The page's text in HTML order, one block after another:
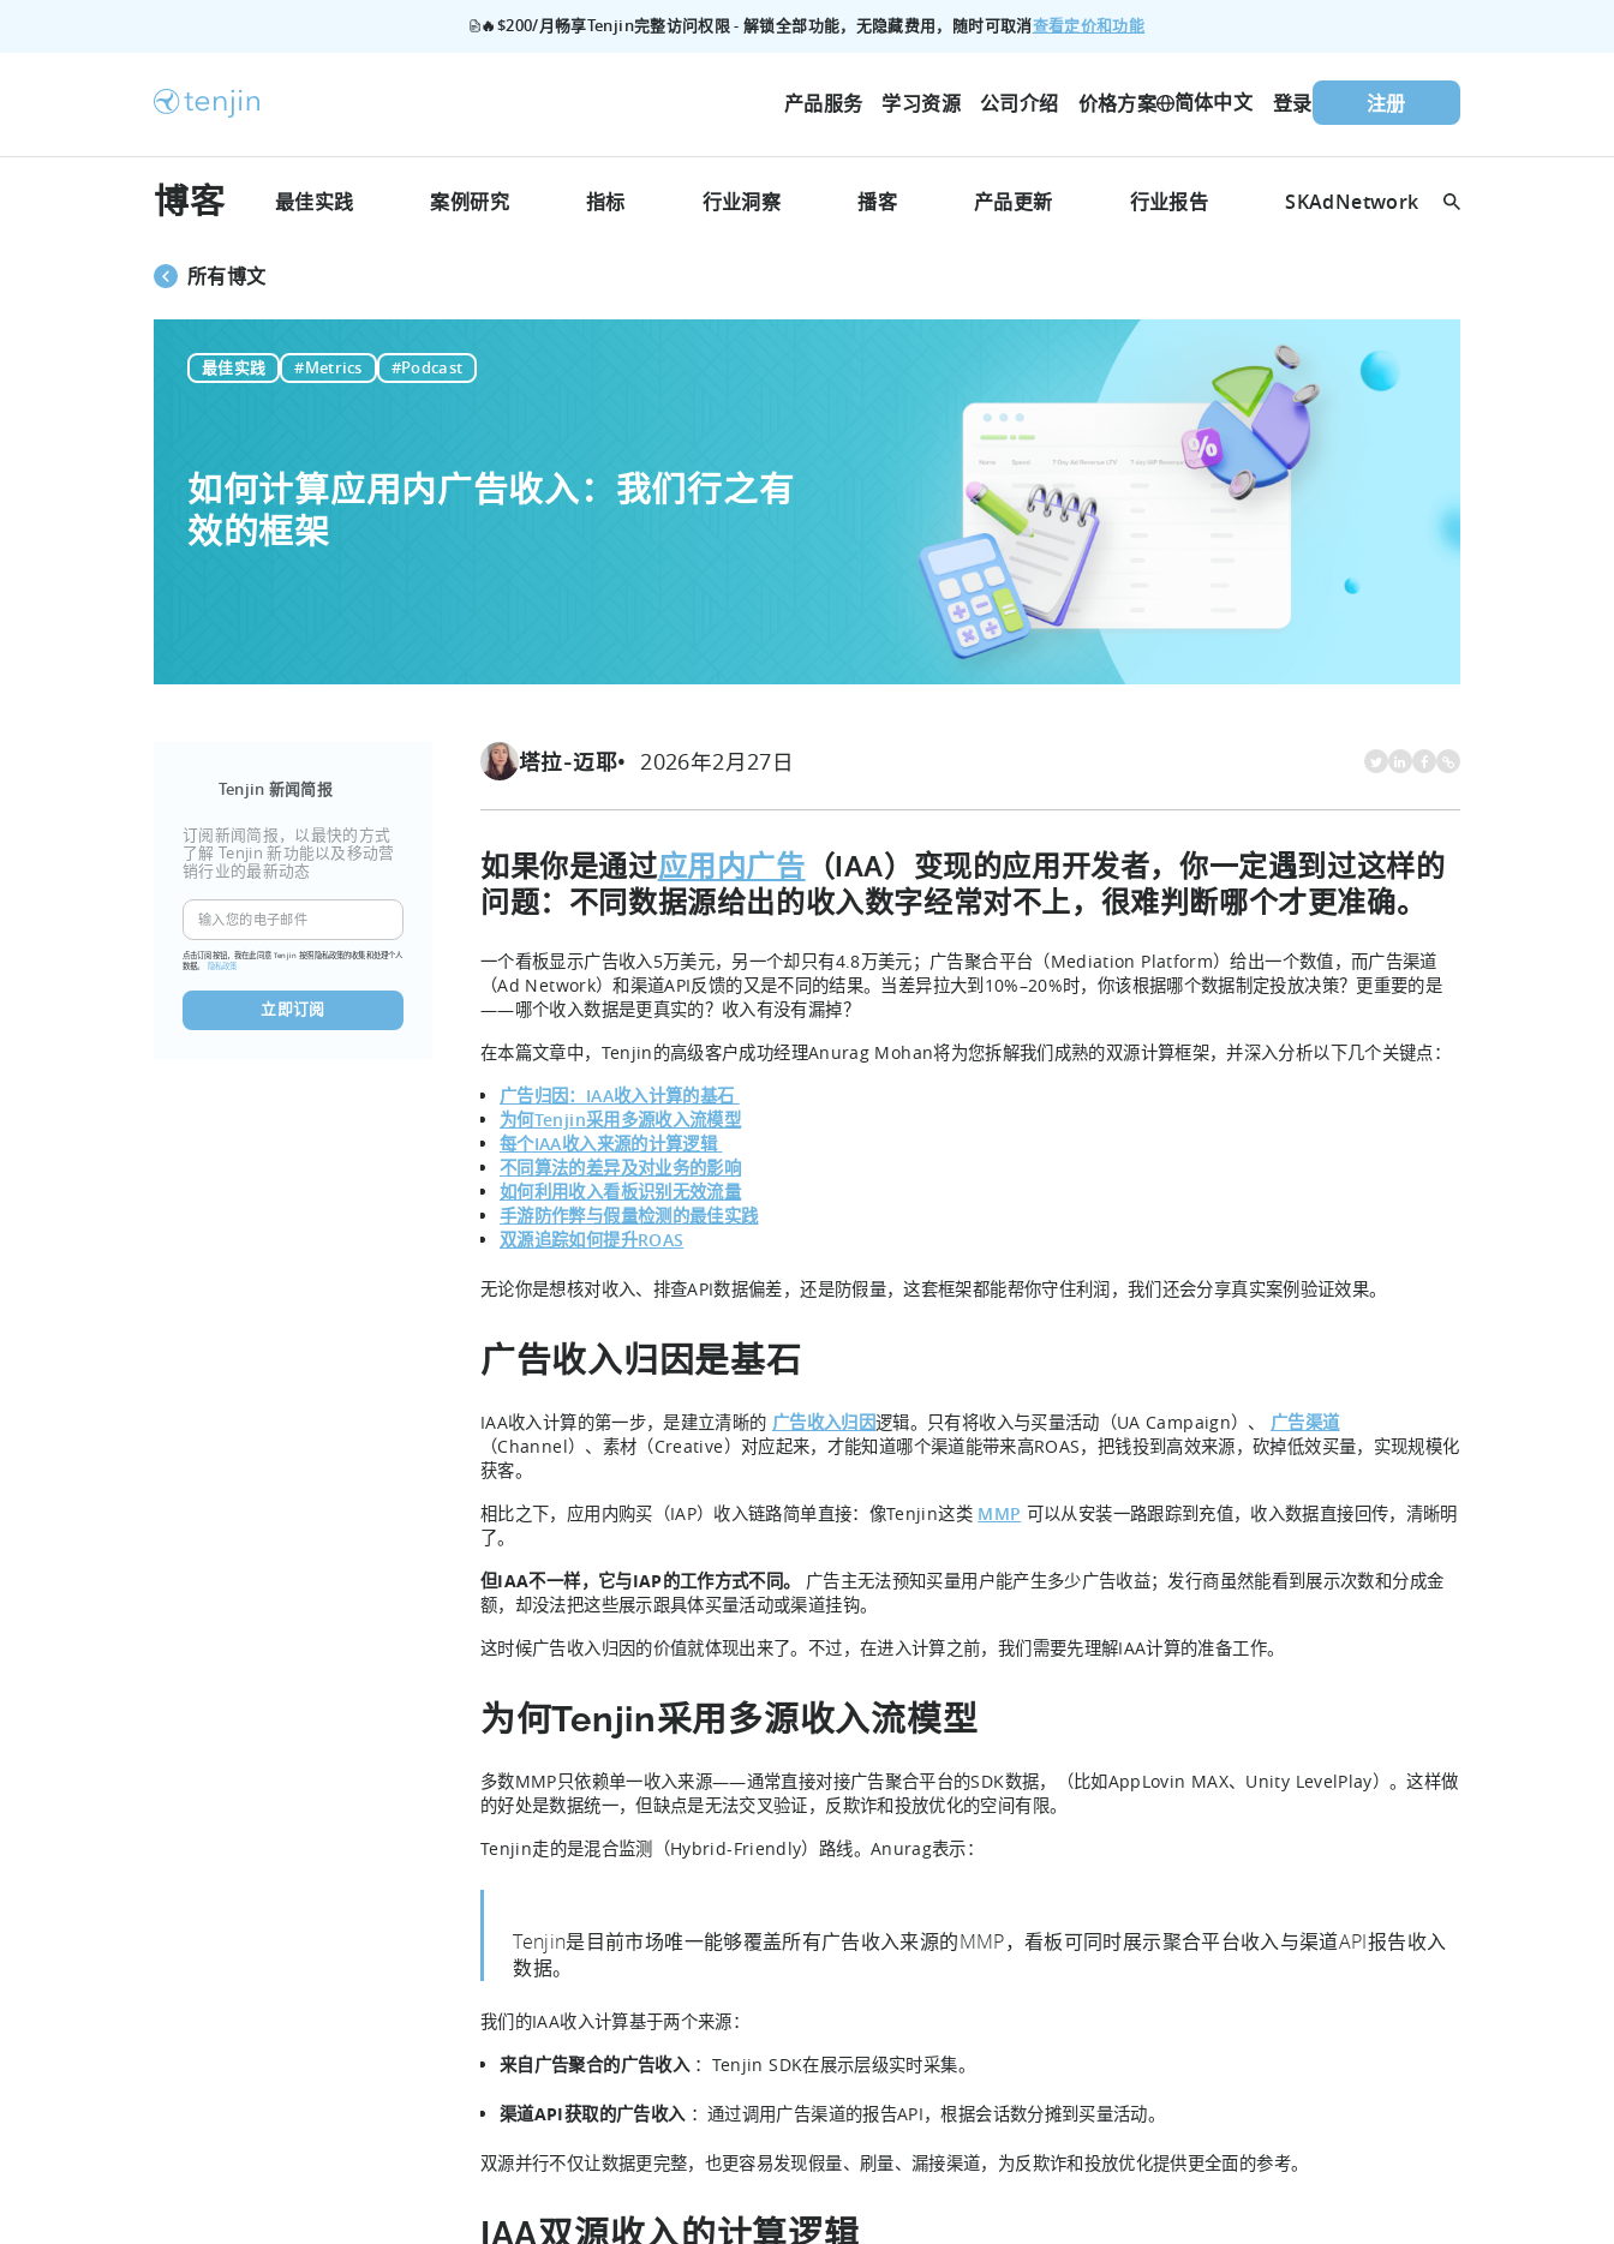
🔥$200/月畅享Tenjin完整访问权限 - 解锁全部功能，无隐藏费用，随时可取消查看定价和功能
产品服务 学习资源 公司介绍 价格方案 简体中文 登录 注册
博客 最佳实践 案例研究 指标 行业洞察 播客 产品更新 行业报告 SKAdNetwork
所有博文
最佳实践 #Metrics #Podcast
如何计算应用内广告收入：我们行之有
效的框架
Tenjin 新闻简报
订阅新闻简报，以最快的方式
了解 Tenjin 新功能以及移动营
销行业的最新动态
点击订阅按钮，我在此同意 Tenjin 按照隐私政策的收集和处理个人
数据。 隐私政策
塔拉-迈耶 2026年2月27日
如果你是通过应用内广告 （IAA）变现的应用开发者，你一定遇到过这样的
问题：不同数据源给出的收入数字经常对不上，很难判断哪个才更准确。
一个看板显示广告收入5万美元，另一个却只有4.8万美元；广告聚合平台（Mediation Platform）给出一个数值，而广告渠道
（Ad Network）和渠道API反馈的又是不同的结果。当差异拉大到10%–20%时，你该根据哪个数据制定投放决策？更重要的是
——哪个收入数据是更真实的？收入有没有漏掉？
在本篇文章中，Tenjin的高级客户成功经理Anurag Mohan将为您拆解我们成熟的双源计算框架，并深入分析以下几个关键点：
广告归因：IAA收入计算的基石
为何Tenjin采用多源收入流模型
每个IAA收入来源的计算逻辑
不同算法的差异及对业务的影响
如何利用收入看板识别无效流量
手游防作弊与假量检测的最佳实践
双源追踪如何提升ROAS
无论你是想核对收入、排查API数据偏差，还是防假量，这套框架都能帮你守住利润，我们还会分享真实案例验证效果。
广告收入归因是基石
IAA收入计算的第一步，是建立清晰的 广告收入归因逻辑。只有将收入与买量活动（UA Campaign）、 广告渠道
（Channel）、素材（Creative）对应起来，才能知道哪个渠道能带来高ROAS，把钱投到高效来源，砍掉低效买量，实现规模化
获客。
相比之下，应用内购买（IAP）收入链路简单直接：像Tenjin这类 MMP 可以从安装一路跟踪到充值，收入数据直接回传，清晰明
了。
但IAA不一样，它与IAP的工作方式不同。 广告主无法预知买量用户能产生多少广告收益；发行商虽然能看到展示次数和分成金
额，却没法把这些展示跟具体买量活动或渠道挂钩。
这时候广告收入归因的价值就体现出来了。不过，在进入计算之前，我们需要先理解IAA计算的准备工作。
为何Tenjin采用多源收入流模型
多数MMP只依赖单一收入来源——通常直接对接广告聚合平台的SDK数据，（比如AppLovin MAX、Unity LevelPlay）。这样做
的好处是数据统一，但缺点是无法交叉验证，反欺诈和投放优化的空间有限。
Tenjin走的是混合监测（Hybrid-Friendly）路线。Anurag表示：
Tenjin是目前市场唯一能够覆盖所有广告收入来源的MMP，看板可同时展示聚合平台收入与渠道API报告收入
数据。
我们的IAA收入计算基于两个来源：
来自广告聚合的广告收入：Tenjin SDK在展示层级实时采集。
渠道API获取的广告收入：通过调用广告渠道的报告API，根据会话数分摊到买量活动。
双源并行不仅让数据更完整，也更容易发现假量、刷量、漏接渠道，为反欺诈和投放优化提供更全面的参考。
IAA双源收入的计算逻辑